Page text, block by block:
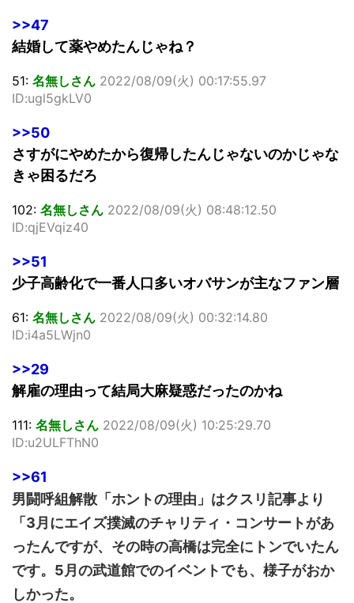
>>47
結婚して薬やめたんじゃね？
51: 名無しさん 2022/08/09(火) 00:17:55.97
ID:ugl5gkLV0
>>50
さすがにやめたから復帰したんじゃないのかじゃな
きゃ困るだろ
102: 名無しさん 2022/08/09(火) 08:48:12.50
ID:qjEVqiz40
>>51
少子高齢化で一番人口多いオバサンが主なファン層
61: 名無しさん 2022/08/09(火) 00:32:14.80
ID:i4a5LWjn0
>>29
解雇の理由って結局大麻疑惑だったのかね
111: 名無しさん 2022/08/09(火) 10:25:29.70
ID:u2ULFThN0
>>61
男闘呼組解散「ホントの理由」はクスリ記事より
「3月にエイズ撲滅のチャリティ・コンサートがあ
ったんですが、その時の高橋は完全にトンでいたん
です。5月の武道館でのイベントでも、様子がおか
しかった。